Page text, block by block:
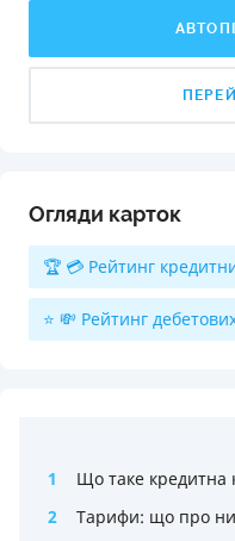
1
Що таке кредитна
2
Тарифи: що про
Огляди карток
🏆 💳 Рейтинг
⭐ 💸 Рейтинг